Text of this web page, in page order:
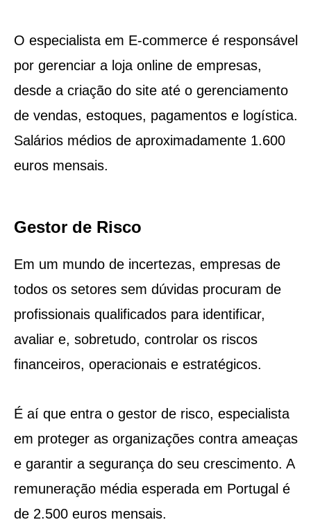
O especialista em E-commerce é responsável
por gerenciar a loja online de empresas,
desde a criação do site até o gerenciamento
de vendas, estoques, pagamentos e logística.
Salários médios de aproximadamente 1.600
euros mensais.
Gestor de Risco
Em um mundo de incertezas, empresas de
todos os setores sem dúvidas procuram de
profissionais qualificados para identificar,
avaliar e, sobretudo, controlar os riscos
financeiros, operacionais e estratégicos.
É aí que entra o gestor de risco, especialista
em proteger as organizações contra ameaças
e garantir a segurança do seu crescimento. A
remuneração média esperada em Portugal é
de 2.500 euros mensais.